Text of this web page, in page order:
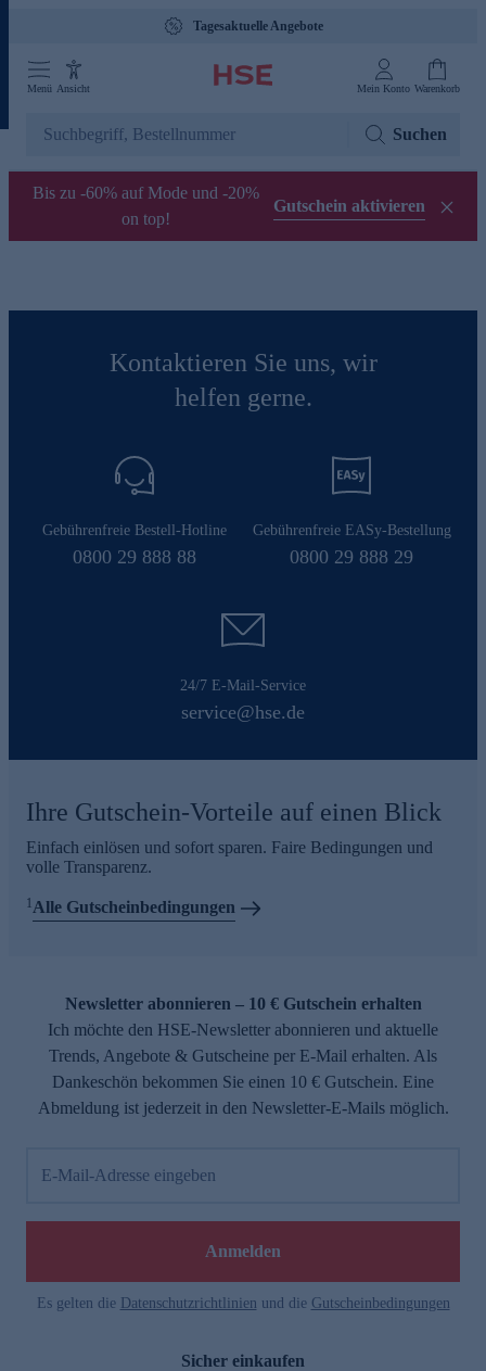
Tagesaktuelle Angebote
Menü Ansicht Mein Konto Warenkorb
Suchen
Bis zu -60% auf Mode und -20%
on top!
Gutschein aktivieren
Kontaktieren Sie uns, wir
helfen gerne.
Gebührenfreie Bestell-Hotline
0800 29 888 88
Gebührenfreie EASy-Bestellung
0800 29 888 29
24/7 E-Mail-Service
service@hse.de
Ihre Gutschein-Vorteile auf einen Blick
Einfach einlösen und sofort sparen. Faire Bedingungen und
volle Transparenz.
1Alle Gutscheinbedingungen
Newsletter abonnieren – 10 € Gutschein erhalten
Ich möchte den HSE-Newsletter abonnieren und aktuelle
Trends, Angebote & Gutscheine per E-Mail erhalten. Als
Dankeschön bekommen Sie einen 10 € Gutschein. Eine
Abmeldung ist jederzeit in den Newsletter-E-Mails möglich.
E-Mail-Adresse eingeben
Anmelden
Es gelten die Datenschutzrichtlinien und die Gutscheinbedingungen
Sicher einkaufen